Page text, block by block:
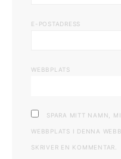
E-POSTADRESS
WEBBPLATS
SPARA MITT NAMN,
WEBBPLATS I DENNA
SKRIVER EN KOMMENTAR.